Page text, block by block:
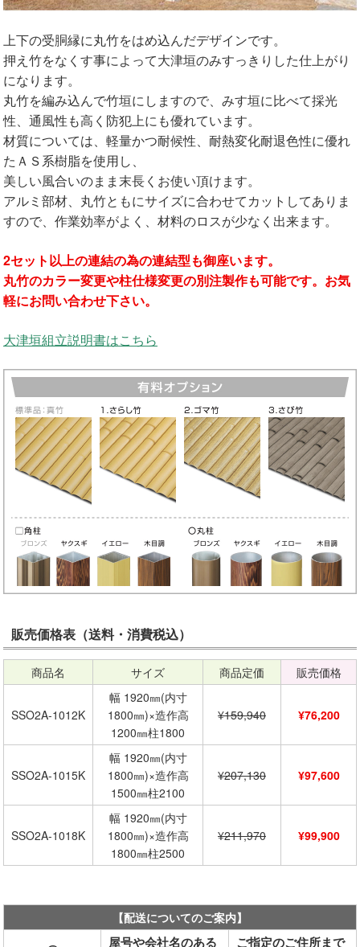
上下の受胴縁に丸竹をはめ込んだデザインです。
押え竹をなくす事によって大津垣のみすっきりした仕上がり
になります。
丸竹を編み込んで竹垣にしますので、みす垣に比べて採光
性、通風性も高く防犯上にも優れています。
材質については、軽量かつ耐候性、耐熱変化耐退色性に優れ
たＡＳ系樹脂を使用し、
美しい風合いのまま末長くお使い頂けます。
アルミ部材、丸竹ともにサイズに合わせてカットしてありま
すので、作業効率がよく、材料のロスが少なく出来ます。
2セット以上の連結の為の連結型も御座います。
丸竹のカラー変更や柱仕様変更の別注製作も可能です。お気
軽にお問い合わせ下さい。
大津垣組立説明書はこちら
販売価格表（送料・消費税込）
商品名 サイズ 商品定価 販売価格
SSO2A-1012K
幅 1920㎜(内寸
1800㎜)×造作高
1200㎜柱1800
¥159,940 ¥76,200
SSO2A-1015K
幅 1920㎜(内寸
1800㎜)×造作高
1500㎜柱2100
¥207,130 ¥97,600
SSO2A-1018K
幅 1920㎜(内寸
1800㎜)×造作高
1800㎜柱2500
¥211,970 ¥99,900
【配送についてのご案内】
屋号や会社名のある ご指定のご住所まで